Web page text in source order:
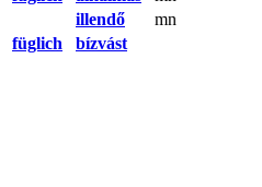
illendő
mn
füglich
bízvást